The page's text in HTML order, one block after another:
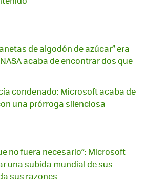
de algodón de azúcar” era
acaba de encontrar dos que
condenado: Microsoft acaba de
una prórroga silenciosa
no fuera necesario”: Microsoft
una subida mundial de sus
sus razones